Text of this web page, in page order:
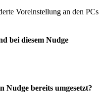
Voreinstellung an den PCs
bei diesem Nudge
Nudge bereits umgesetzt?